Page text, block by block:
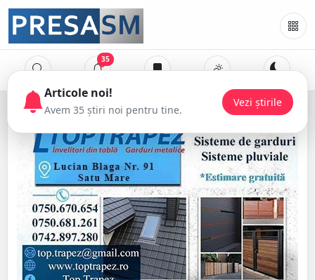
35
Articole noi!
Avem 35 știri noi pentru tine.
Vezi știrile